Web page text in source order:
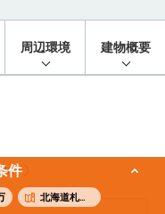
件
北海道札幌市豊平区
周辺環境 建物概要